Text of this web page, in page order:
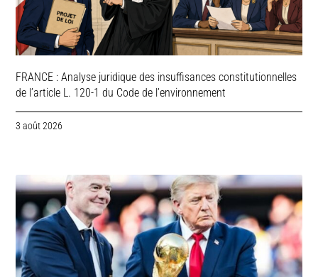
FRANCE : Analyse juridique des insuffisances constitutionnelles
de l’article L. 120-1 du Code de l’environnement
3 août 2026